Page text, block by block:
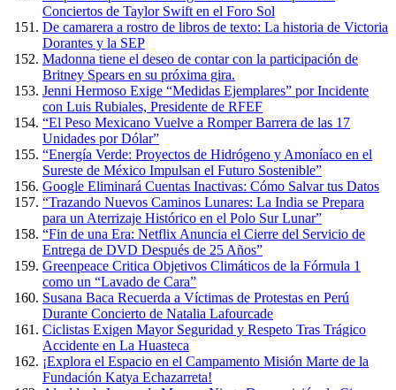
Conciertos de Taylor Swift en el Foro Sol
De camarera a rostro de libros de texto: La historia de Victoria
Dorantes y la SEP
Madonna tiene el deseo de contar con la participación de
Britney Spears en su próxima gira.
Jenni Hermoso Exige “Medidas Ejemplares” por Incidente
con Luis Rubiales, Presidente de RFEF
“El Peso Mexicano Vuelve a Romper Barrera de las 17
Unidades por Dólar”
“Energía Verde: Proyectos de Hidrógeno y Amoníaco en el
Sureste de México Impulsan el Futuro Sostenible”
Google Eliminará Cuentas Inactivas: Cómo Salvar tus Datos
“Trazando Nuevos Caminos Lunares: La India se Prepara
para un Aterrizaje Histórico en el Polo Sur Lunar”
“Fin de una Era: Netflix Anuncia el Cierre del Servicio de
Entrega de DVD Después de 25 Años”
Greenpeace Critica Objetivos Climáticos de la Fórmula 1
como un “Lavado de Cara”
Susana Baca Recuerda a Víctimas de Protestas en Perú
Durante Concierto de Natalia Lafourcade
Ciclistas Exigen Mayor Seguridad y Respeto Tras Trágico
Accidente en La Huasteca
¡Explora el Espacio en el Campamento Misión Marte de la
Fundación Katya Echazarreta!